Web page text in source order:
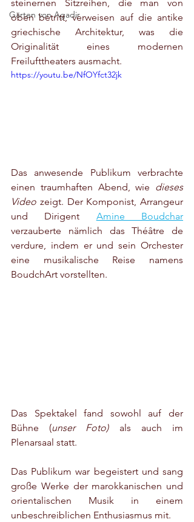
Gärten von Agadir
steinernen Sitzreihen, die man von
oben betritt, verweisen auf die antike
griechische Architektur, was die
Originalität eines modernen
Freilufttheaters ausmacht.
https://youtu.be/NfOYfct32jk
Das anwesende Publikum verbrachte
einen traumhaften Abend, wie dieses
Video zeigt. Der Komponist, Arrangeur
und Dirigent Amine Boudchar
verzauberte nämlich das Théâtre de
verdure, indem er und sein Orchester
eine musikalische Reise namens
BoudchArt vorstellten.
Das Spektakel fand sowohl auf der
Bühne (unser Foto) als auch im
Plenarsaal statt.
Das Publikum war begeistert und sang
große Werke der marokkanischen und
orientalischen Musik in einem
unbeschreiblichen Enthusiasmus mit.